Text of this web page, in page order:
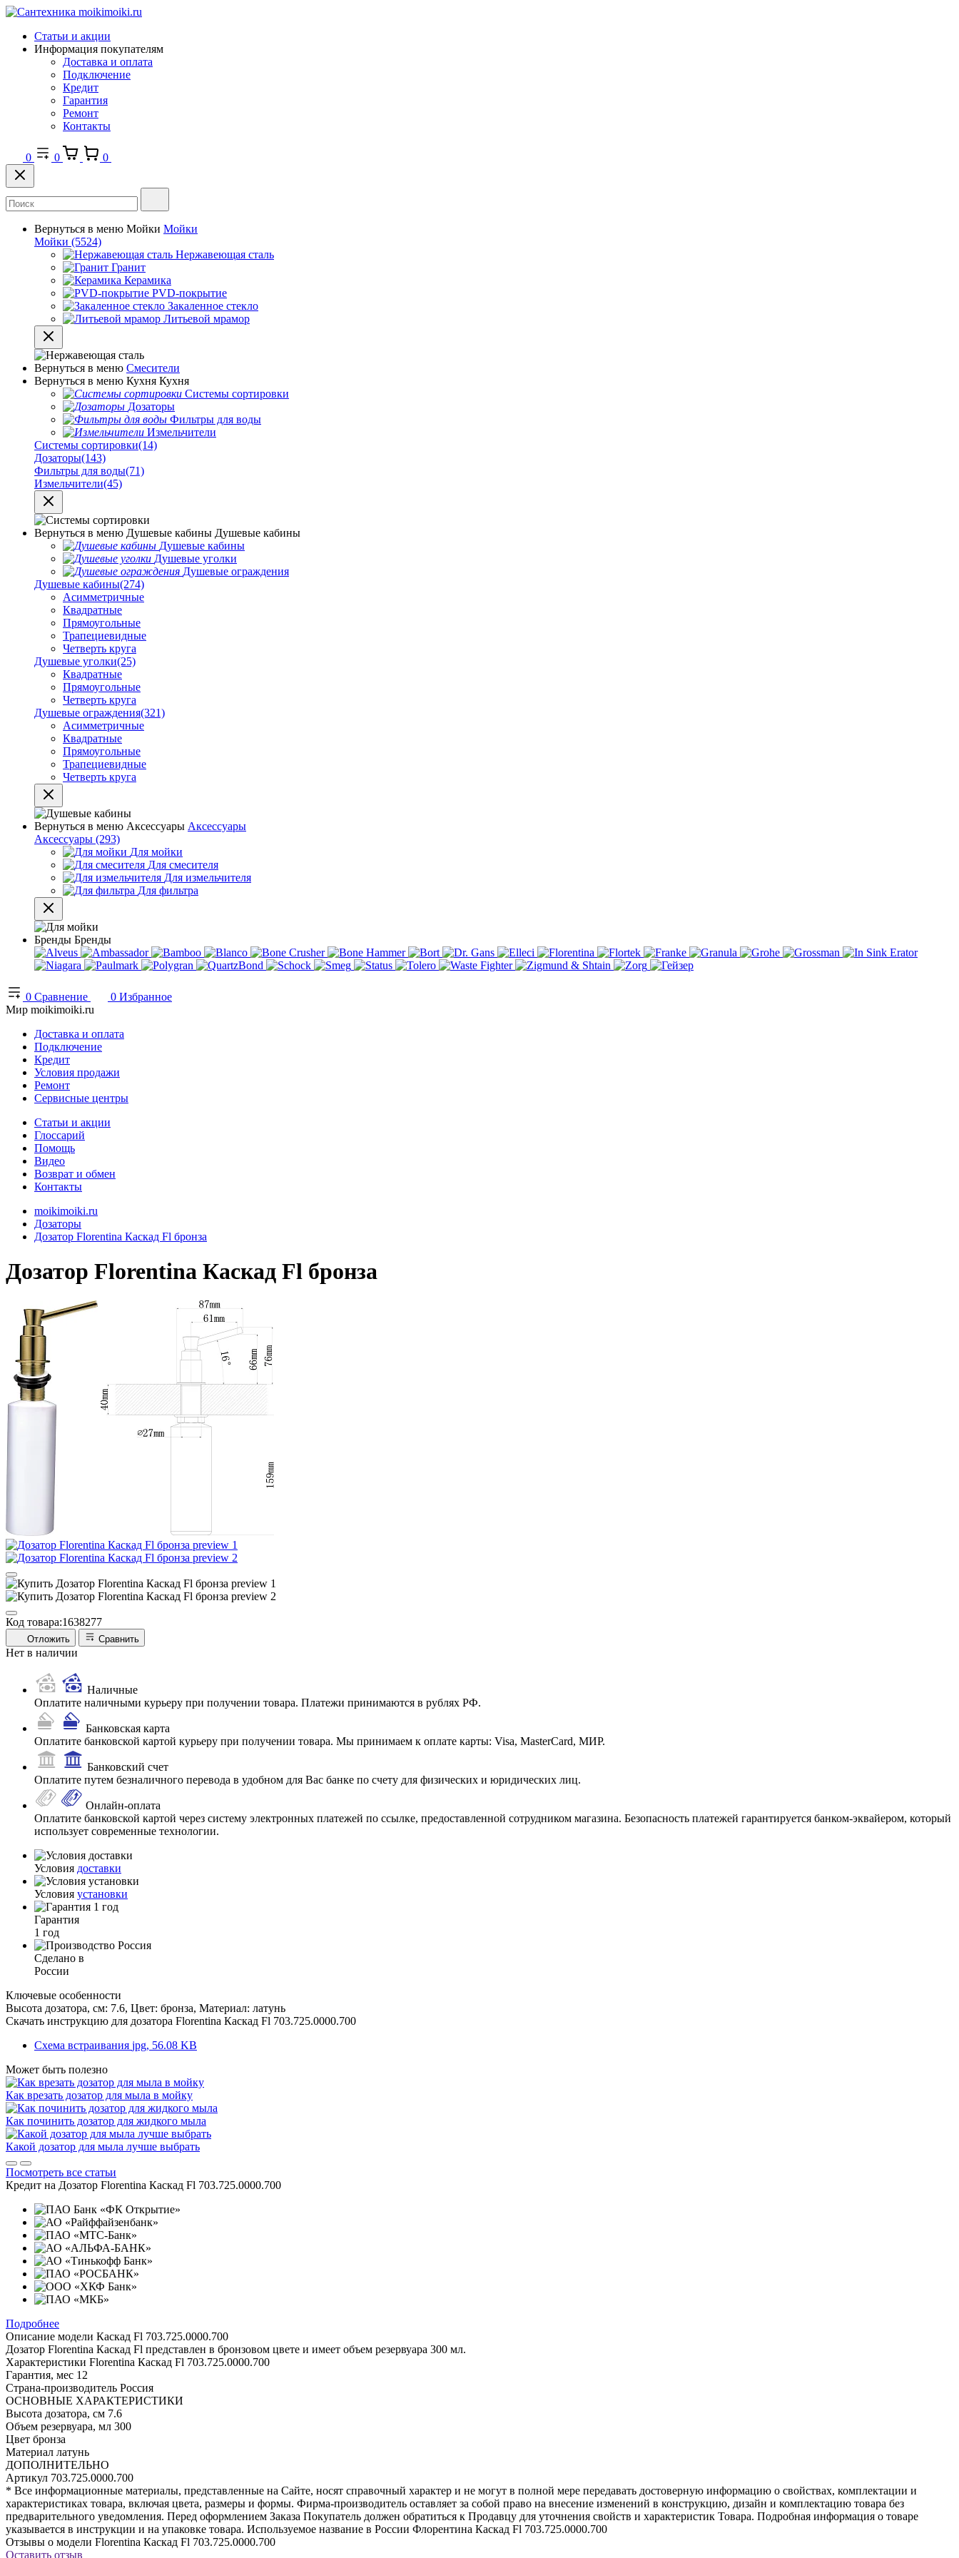
Статьи и акции
Информация покупателям
Доставка и оплата
Подключение
Кредит
Гарантия
Ремонт
Контакты
0 0 0
Вернуться в меню Мойки Мойки
Мойки (5524)
Нержавеющая сталь
Гранит
Керамика
PVD-покрытие
Закаленное стекло
Литьевой мрамор
Вернуться в меню Смесители
Вернуться в меню Кухня Кухня
Системы сортировки
Дозаторы
Фильтры для воды
Измельчители
Системы сортировки(14)
Дозаторы(143)
Фильтры для воды(71)
Измельчители(45)
Вернуться в меню Душевые кабины Душевые кабины
Душевые кабины
Душевые уголки
Душевые ограждения
Душевые кабины(274)
Асимметричные
Квадратные
Прямоугольные
Трапециевидные
Четверть круга
Душевые уголки(25)
Квадратные
Прямоугольные
Четверть круга
Душевые ограждения(321)
Асимметричные
Квадратные
Прямоугольные
Трапециевидные
Четверть круга
Вернуться в меню Аксессуары Аксессуары
Аксессуары (293)
Для мойки
Для смесителя
Для измельчителя
Для фильтра
Бренды Бренды
0 Сравнение 0 Избранное
Мир moikimoiki.ru
Доставка и оплата
Подключение
Кредит
Условия продажи
Ремонт
Сервисные центры
Статьи и акции
Глоссарий
Помощь
Видео
Возврат и обмен
Контакты
moikimoiki.ru
Дозаторы
Дозатор Florentina Каскад Fl бронза
Дозатор Florentina Каскад Fl бронза
Код товара:1638277
Отложить Сравнить
Нет в наличии
Наличные
Оплатите наличными курьеру при получении товара. Платежи принимаются в рублях РФ.
Банковская карта
Оплатите банковской картой курьеру при получении товара. Мы принимаем к оплате карты: Visa, MasterCard, МИР.
Банковский счет
Оплатите путем безналичного перевода в удобном для Вас банке по счету для физических и юридических лиц.
Онлайн-оплата
Оплатите банковской картой через систему электронных платежей по ссылке, предоставленной сотрудником магазина. Безопасность платежей гарантируется банком-эквайером, который
использует современные технологии.
Условия доставки
Условия установки
Гарантия
1 год
Сделано в
России
Ключевые особенности
Высота дозатора, см: 7.6, Цвет: бронза, Материал: латунь
Скачать инструкцию для дозатора Florentina Каскад Fl 703.725.0000.700
Схема встраивания jpg, 56.08 KB
Может быть полезно
Как врезать дозатор для мыла в мойку
Как починить дозатор для жидкого мыла
Какой дозатор для мыла лучше выбрать
Посмотреть все статьи
Кредит на Дозатор Florentina Каскад Fl 703.725.0000.700
Подробнее
Описание модели Каскад Fl 703.725.0000.700
Дозатор Florentina Каскад Fl представлен в бронзовом цвете и имеет объем резервуара 300 мл.
Характеристики Florentina Каскад Fl 703.725.0000.700
Гарантия, мес 12
Страна-производитель Россия
ОСНОВНЫЕ ХАРАКТЕРИСТИКИ
Высота дозатора, см 7.6
Объем резервуара, мл 300
Цвет бронза
Материал латунь
ДОПОЛНИТЕЛЬНО
Артикул 703.725.0000.700
* Все информационные материалы, представленные на Сайте, носят справочный характер и не могут в полной мере передавать достоверную информацию о свойствах, комплектации и
характеристиках товара, включая цвета, размеры и формы. Фирма-производитель оставляет за собой право на внесение изменений в конструкцию, дизайн и комплектацию товара без
предварительного уведомления. Перед оформлением Заказа Покупатель должен обратиться к Продавцу для уточнения свойств и характеристик Товара. Подробная информация о товаре
указывается в инструкции и на упаковке товара. Используемое название в России Флорентина Каскад Fl 703.725.0000.700
Отзывы о модели Florentina Каскад Fl 703.725.0000.700
Оставить отзыв